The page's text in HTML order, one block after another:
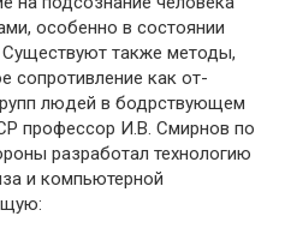
особенно в состоянии
Существуют также методы,
сопротивление как от­
людей в бодрствую­щем
профессор И.В. Смирнов по
разработал технологию
и компьютер­ной